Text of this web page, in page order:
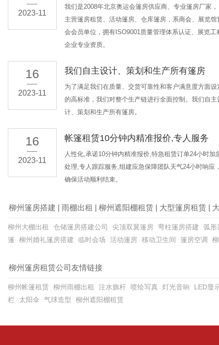
2023-11
我们是2008年北京奥运会篷房供应商、专业篷房厂家，
主营篷房租赁、活动篷房、仓库篷房，系商会、展览馆
会会员单位，拥有ISO9001质量管理体系认证、展览工
企业专业资质。
16
2023-11
我们自主设计、策划和生产所有篷房
为了满足我们在质量、交货可靠性和客户满意度方面设
的高标准，我们对整个生产链进行全面控制。我们自主
计、策划和生产所有篷房。
16
2023-11
帐篷租赁10分钟内精准报价,专人服务
人性化,承诺10分钟内精准报价,特急租赁订单24小时加
处理,专人跟踪服务,组建应急保障团队天气24小时响应
确保活动顺利结束。
柳州篷房搭建 雨棚出租 柳州遮阳棚租赁| 大型篷房租赁|
柳州大棚出租 仓储篷房搭建公司 尖顶双翼篷房 弯柱篷房搭建
弧形
篷
柳州婚礼篷房搭建 临时会场 活动篷房 移动卫生间 篷房空调
柳州篷房租赁公司友情链接
柳州帐篷租赁 柳州雨棚出租 注水旗杆 喷绘写真 灯光音响
LED显
栏
太阳伞 气球造型 柳州遮阳棚租赁